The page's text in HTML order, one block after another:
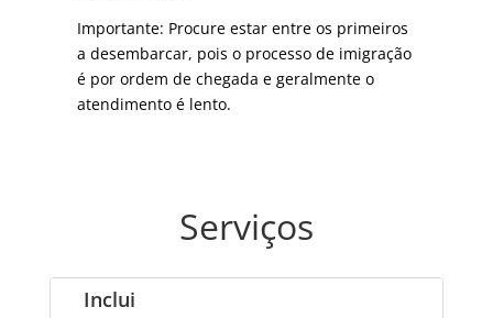
Importante: Procure estar entre os primeiros
a desembarcar, pois o processo de imigração
é por ordem de chegada e geralmente o
atendimento é lento.
Serviços
Inclui